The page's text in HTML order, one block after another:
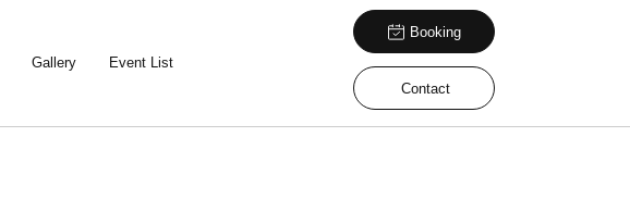
Gallery Event List
Booking
Contact